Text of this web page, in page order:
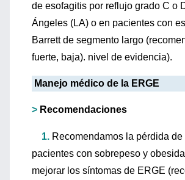
de esofagitis por reflujo grado C o
Ángeles (LA) o en pacientes con
Barrett de segmento largo
fuerte, baja). nivel de evidencia).
Manejo médico de la ERGE
> Recomendaciones
1. Recomendamos la pérdida de
pacientes con sobrepeso y
mejorar los síntomas de ERGE